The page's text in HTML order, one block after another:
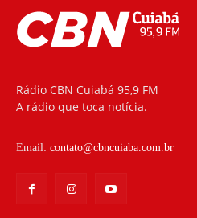
Rádio CBN Cuiabá 95,9 FM
A rádio que toca notícia.
Email: contato@cbncuiaba.com.br